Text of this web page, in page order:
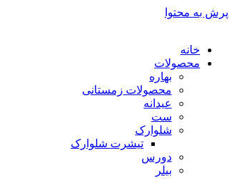
پرش به محتوا
خانه
محصولات
بهاره
محصولات زمستانی
عیدانه
ست
شلوارک
تیشرت شلوارک
دورس
بیلر